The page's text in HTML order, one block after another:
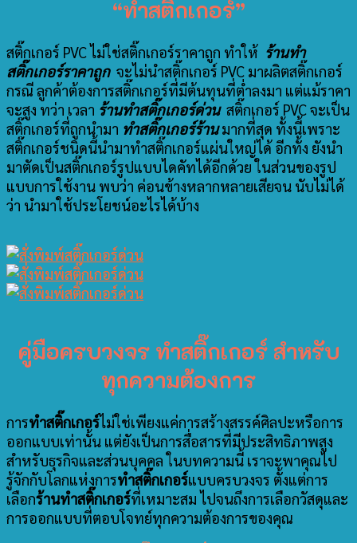
“ทำสติ๊กเกอร์”
สติ๊กเกอร์ PVC ไม่ใช่สติ๊กเกอร์ราคาถูก ทำให้ ร้านทํา
สติ๊กเกอร์ราคาถูก จะไม่นำสติ๊กเกอร์ PVC มาผลิตสติ๊กเกอร์
กรณี ลูกค้าต้องการสติ๊กเกอร์ที่มีต้นทุนที่ต่ำลงมา แต่แม้ราคา
จะสูง ทว่า เวลา ร้านทําสติ๊กเกอร์ด่วน สติ๊กเกอร์ PVC จะเป็น
สติ๊กเกอร์ที่ถูกนำมา ทำสติ๊กเกอร์ร้านมากที่สุด ทั้งนี้เพราะ
สติ๊กเกอร์ชนิดนี้นำมาทำสติ๊กเกอร์แผ่นใหญ่ได้ อีกทั้ง ยังนำ
มาตัดเป็นสติ๊กเกอร์รูปแบบไดคัทได้อีกด้วย ในส่วนของรูป
แบบการใช้งาน พบว่า ค่อนข้างหลากหลายเสียจน นับไม่ได้
ว่า นำมาใช้ประโยชน์อะไรได้บ้าง
คู่มือครบวงจร ทำสติ๊กเกอร์ สำหรับ
ทุกความต้องการ
การทำสติ๊กเกอร์ไม่ใช่เพียงแค่การสร้างสรรค์ศิลปะหรือการ
ออกแบบเท่านั้น แต่ยังเป็นการสื่อสารที่มีประสิทธิภาพสูง
สำหรับธุรกิจและส่วนบุคคล ในบทความนี้ เราจะพาคุณไป
รู้จักกับโลกแห่งการทำสติ๊กเกอร์แบบครบวงจร ตั้งแต่การ
เลือกร้านทำสติ๊กเกอร์ที่เหมาะสม ไปจนถึงการเลือกวัสดุและ
การออกแบบที่ตอบโจทย์ทุกความต้องการของคุณ